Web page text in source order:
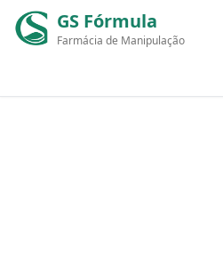
GS Fórmula
Farmácia de Manipulação